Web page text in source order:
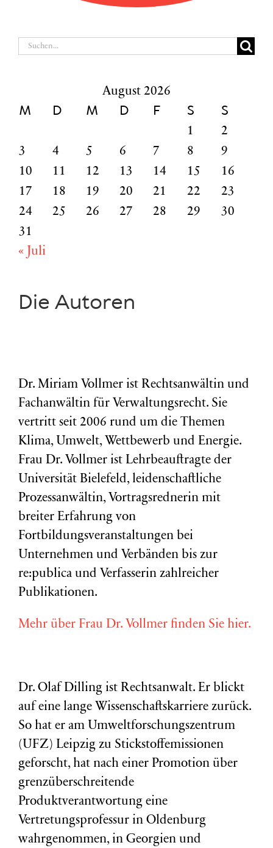
Suche
August 2026
M D M D F S S
1
2
3
4 5 6 7 8
9
10
11 12 13 14 15
16
17
18 19 20 21 22
23
24
25 26 27 28 29
30
31
« Juli
Die Autoren
Dr. Miriam Vollmer ist Rechtsanwältin und
Fachanwältin für Verwaltungsrecht. Sie
vertritt seit 2006 rund um die Themen
Klima, Umwelt, Wettbewerb und Energie.
Frau Dr. Vollmer ist Lehrbeauftragte der
Universität Bielefeld, leidenschaftliche
Prozessanwältin, Vortragsrednerin mit
breiter Erfahrung von
Fortbildungsveranstaltungen bei
Unternehmen und Verbänden bis zur
re:publica und Verfasserin zahlreicher
Publikationen.
Mehr über Frau Dr. Vollmer finden Sie hier.
Dr. Olaf Dilling ist Rechtsanwalt. Er blickt
auf eine lange Wissenschaftskarriere zurück.
So hat er am Umweltforschungszentrum
(UFZ) Leipzig zu Stickstoffemissionen
geforscht, hat nach einer Promotion über
grenzüberschreitende
Produktverantwortung eine
Vertretungsprofessur in Oldenburg
wahrgenommen, in Georgien und